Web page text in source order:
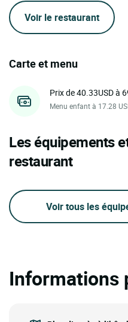
Voir le restaurant
Carte et menu
Prix de 40.33USD à
Menu enfant à 17.28
Les équipements
restaurant
Voir tous les
Informations